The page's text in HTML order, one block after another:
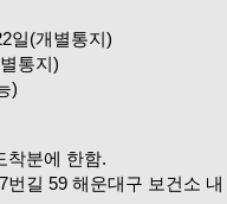
일(개별통지)
통지)
)
착분에 한함.
길 59 해운대구 보건소 내